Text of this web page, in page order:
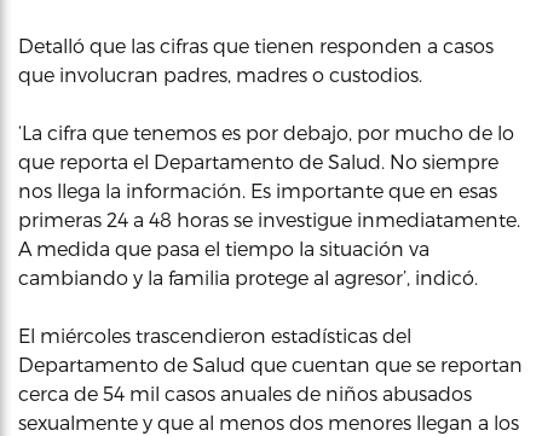
Detalló que las cifras que tienen responden a casos
que involucran padres, madres o custodios.
‘La cifra que tenemos es por debajo, por mucho de lo
que reporta el Departamento de Salud. No siempre
nos llega la información. Es importante que en esas
primeras 24 a 48 horas se investigue inmediatamente.
A medida que pasa el tiempo la situación va
cambiando y la familia protege al agresor’, indicó.
El miércoles trascendieron estadísticas del
Departamento de Salud que cuentan que se reportan
cerca de 54 mil casos anuales de niños abusados
sexualmente y que al menos dos menores llegan a los